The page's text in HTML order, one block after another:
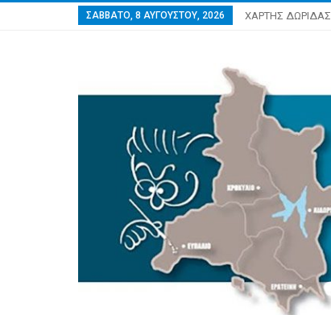
ΣΆΒΒΑΤΟ, 8 ΑΥΓΟΎΣΤΟΥ, 2026 ΧΑΡΤΗΣ ΔΩΡΙΔΑΣ